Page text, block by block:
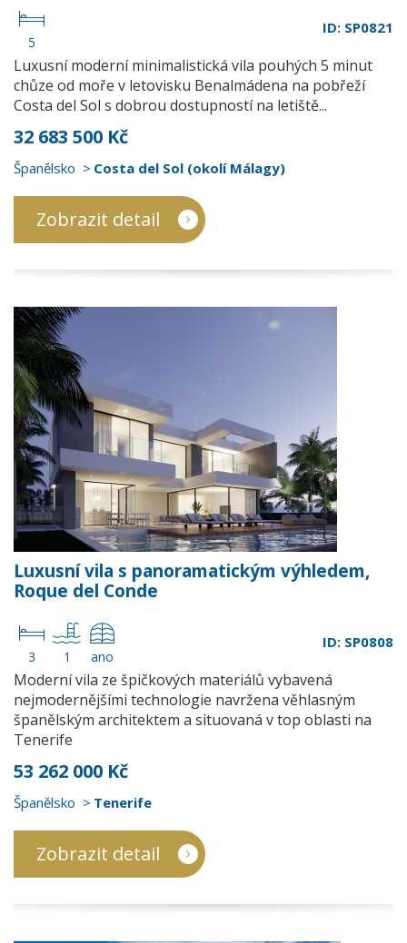
5
ID: SP0821
Luxusní moderní minimalistická vila pouhých 5 minut
chůze od moře v letovisku Benalmádena na pobřeží
Costa del Sol s dobrou dostupností na letiště...
32 683 500 Kč
Španělsko Costa del Sol (okolí Málagy)
Zobrazit detail
Luxusní vila s panoramatickým výhledem,
Roque del Conde
3 1 ano
ID: SP0808
Moderní vila ze špičkových materiálů vybavená
nejmodernějšími technologie navržena věhlasným
španělským architektem a situovaná v top oblasti na
Tenerife
53 262 000 Kč
Španělsko Tenerife
Zobrazit detail